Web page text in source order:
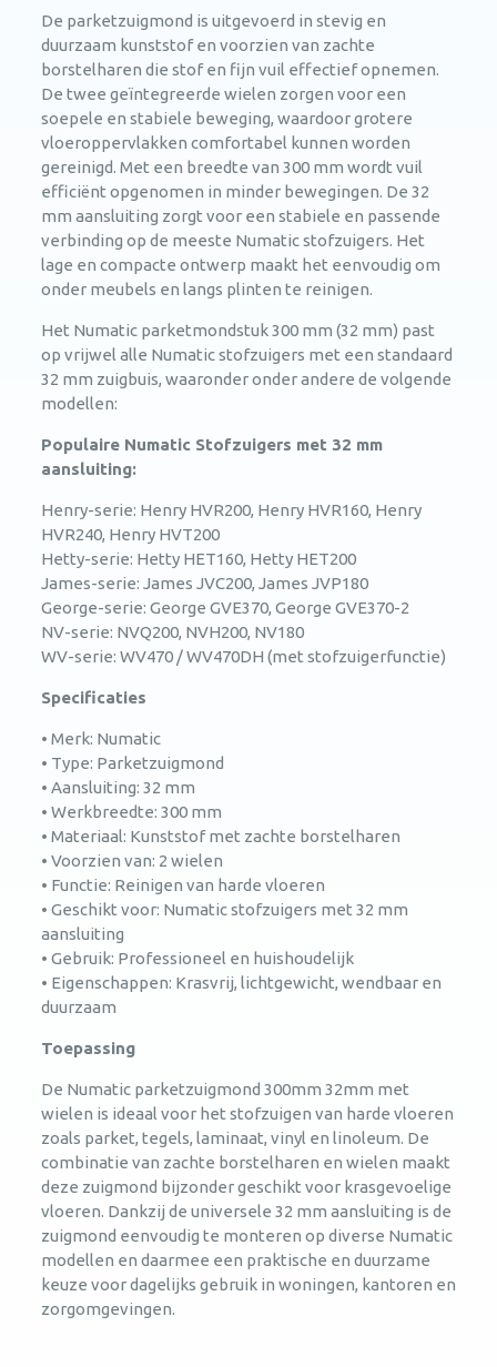
De parketzuigmond is uitgevoerd in stevig en
duurzaam kunststof en voorzien van zachte
borstelharen die stof en fijn vuil effectief opnemen.
De twee geïntegreerde wielen zorgen voor een
soepele en stabiele beweging, waardoor grotere
vloeroppervlakken comfortabel kunnen worden
gereinigd. Met een breedte van 300 mm wordt vuil
efficiënt opgenomen in minder bewegingen. De 32
mm aansluiting zorgt voor een stabiele en passende
verbinding op de meeste Numatic stofzuigers. Het
lage en compacte ontwerp maakt het eenvoudig om
onder meubels en langs plinten te reinigen.
Het Numatic parketmondstuk 300 mm (32 mm) past
op vrijwel alle Numatic stofzuigers met een standaard
32 mm zuigbuis, waaronder onder andere de volgende
modellen:
Populaire Numatic Stofzuigers met 32 mm
aansluiting:
Henry-serie: Henry HVR200, Henry HVR160, Henry
HVR240, Henry HVT200
Hetty-serie: Hetty HET160, Hetty HET200
James-serie: James JVC200, James JVP180
George-serie: George GVE370, George GVE370-2
NV-serie: NVQ200, NVH200, NV180
WV-serie: WV470 / WV470DH (met stofzuigerfunctie)
Specificaties
• Merk: Numatic
• Type: Parketzuigmond
• Aansluiting: 32 mm
• Werkbreedte: 300 mm
• Materiaal: Kunststof met zachte borstelharen
• Voorzien van: 2 wielen
• Functie: Reinigen van harde vloeren
• Geschikt voor: Numatic stofzuigers met 32 mm
aansluiting
• Gebruik: Professioneel en huishoudelijk
• Eigenschappen: Krasvrij, lichtgewicht, wendbaar en
duurzaam
Toepassing
De Numatic parketzuigmond 300mm 32mm met
wielen is ideaal voor het stofzuigen van harde vloeren
zoals parket, tegels, laminaat, vinyl en linoleum. De
combinatie van zachte borstelharen en wielen maakt
deze zuigmond bijzonder geschikt voor krasgevoelige
vloeren. Dankzij de universele 32 mm aansluiting is de
zuigmond eenvoudig te monteren op diverse Numatic
modellen en daarmee een praktische en duurzame
keuze voor dagelijks gebruik in woningen, kantoren en
zorgomgevingen.